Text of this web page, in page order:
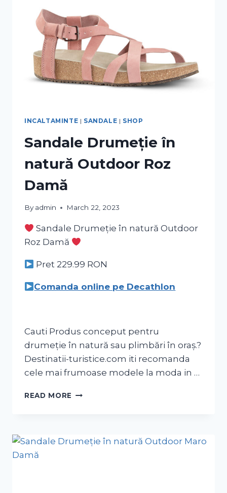
INCALTAMINTE | SANDALE | SHOP
Sandale Drumeție în
natură Outdoor Roz
Damă
By admin March 22, 2023
Sandale Drumeție în natură Outdoor
Roz Damă
Pret 229.99 RON
Comanda online pe Decathlon
Cauti Produs conceput pentru
drumeție în natură sau plimbări în oraș.?
Destinatii-turistice.com iti recomanda
cele mai frumoase modele la moda in …
READ MORE